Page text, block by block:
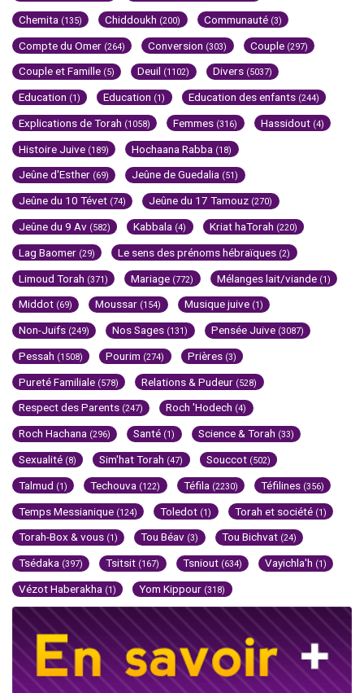
Chemita (135) Chiddoukh (200) Communauté (3)
Compte du Omer (264) Conversion (303) Couple (297)
Couple et Famille (5) Deuil (1102) Divers (5037)
Education (1) Education (1) Education des enfants (244)
Explications de Torah (1058) Femmes (316) Hassidout (4)
Histoire Juive (189) Hochaana Rabba (18)
Jeûne d'Esther (69) Jeûne de Guedalia (51)
Jeûne du 10 Tévet (74) Jeûne du 17 Tamouz (270)
Jeûne du 9 Av (582) Kabbala (4) Kriat haTorah (220)
Lag Baomer (29) Le sens des prénoms hébraïques (2)
Limoud Torah (371) Mariage (772) Mélanges lait/viande (1)
Middot (69) Moussar (154) Musique juive (1)
Non-Juifs (249) Nos Sages (131) Pensée Juive (3087)
Pessah (1508) Pourim (274) Prières (3)
Pureté Familiale (578) Relations & Pudeur (528)
Respect des Parents (247) Roch 'Hodech (4)
Roch Hachana (296) Santé (1) Science & Torah (33)
Sexualité (8) Sim'hat Torah (47) Souccot (502)
Talmud (1) Techouva (122) Téfila (2230) Téfilines (356)
Temps Messianique (124) Toledot (1) Torah et société (1)
Torah-Box & vous (1) Tou Béav (3) Tou Bichvat (24)
Tsédaka (397) Tsitsit (167) Tsniout (634) Vayichla'h (1)
Vézot Haberakha (1) Yom Kippour (318)